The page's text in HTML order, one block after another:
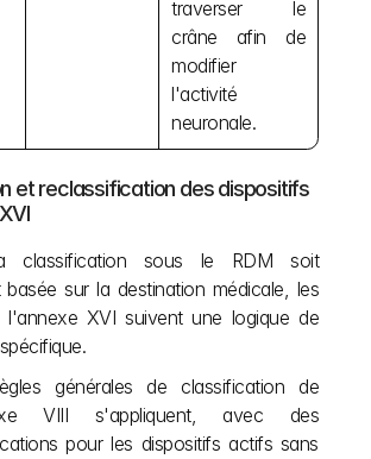
traverser le
crâne afin de
modifier
l'activité
neuronale.
et reclassification des dispositifs
classification sous le RDM soit
basée sur la destination médicale, les
l'annexe XVI suivent une logique de
générales de classification de
VIII s'appliquent, avec des
pour les dispositifs actifs sans